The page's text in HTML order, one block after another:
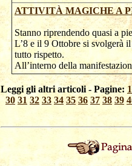
ATTIVITÀ MAGICHE A
Stanno riprendendo quasi a
L’8 e il 9 Ottobre si svolgerà
tutto rispetto.
All’interno della
Leggi gli altri articoli - Pagine: 1
30 31 32 33 34 35 36 37 38 39